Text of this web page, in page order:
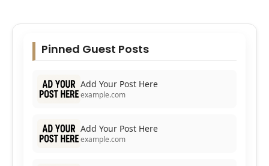
Pinned Guest Posts
Add Your Post Here
example.com
Add Your Post Here
example.com